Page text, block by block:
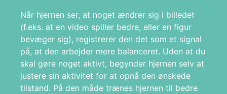
Når hjernen ser, at noget ændrer sig i billedet
(f.eks. at en video spiller bedre, eller en figur
bevæger sig), registrerer den det som et signal
på, at den arbejder mere balanceret. Uden at du
skal gøre noget aktivt, begynder hjernen selv at
justere sin aktivitet for at opnå den ønskede
tilstand. På den måde trænes hjernen til bedre